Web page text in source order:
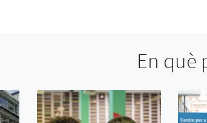
En què